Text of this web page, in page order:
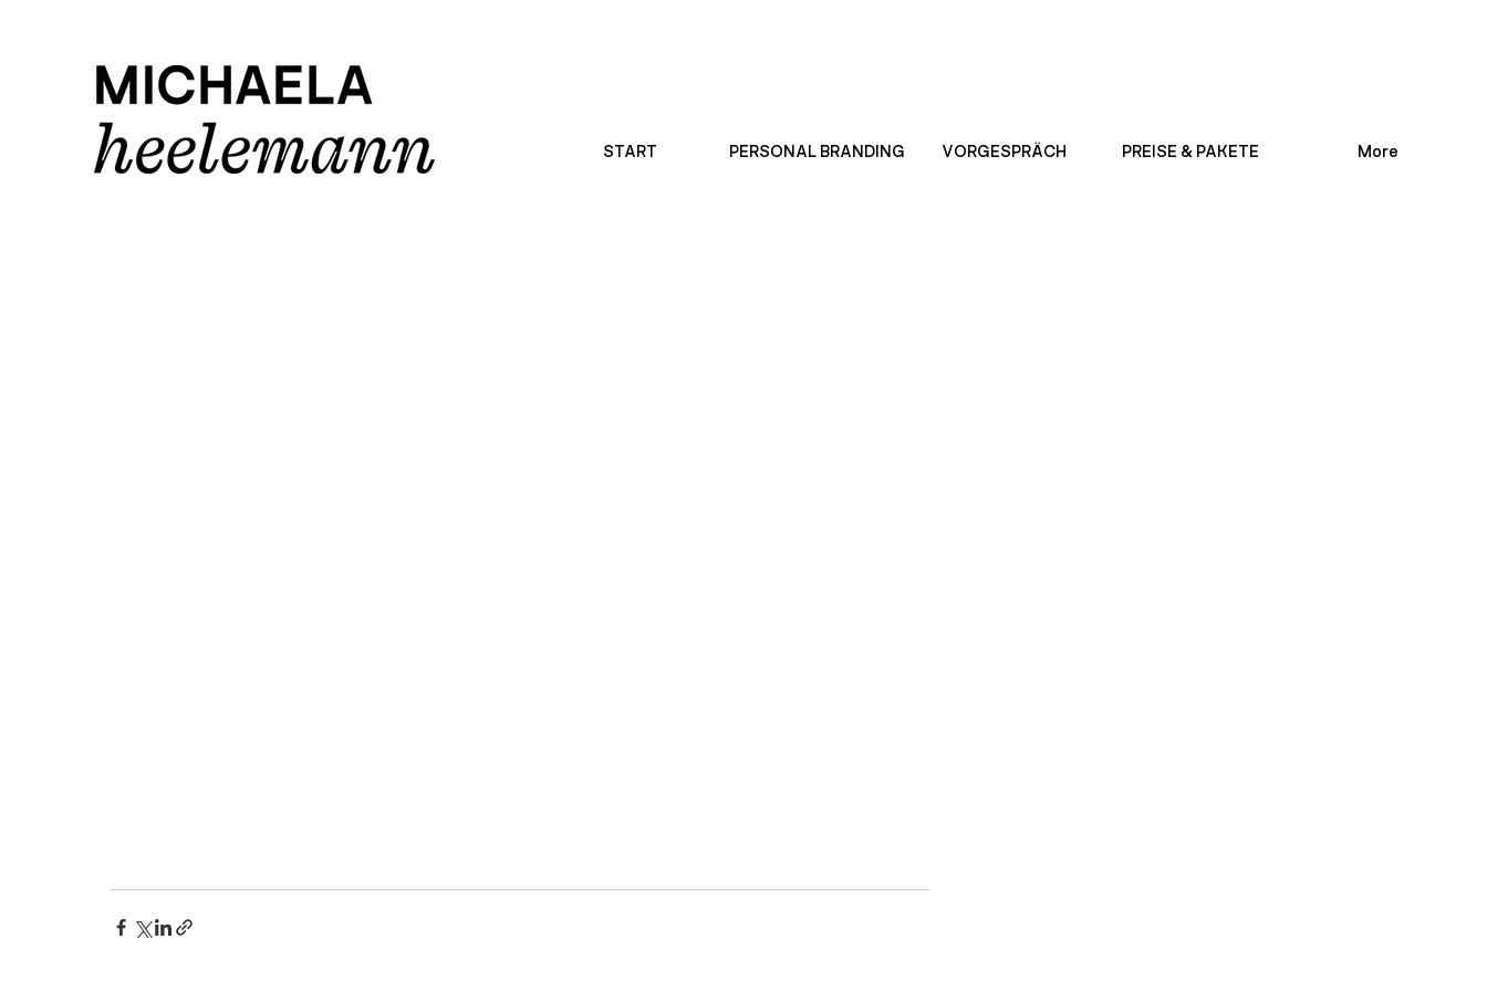
START PERSONAL BRANDING VORGESPRÄCH PREISE & PAKETE More